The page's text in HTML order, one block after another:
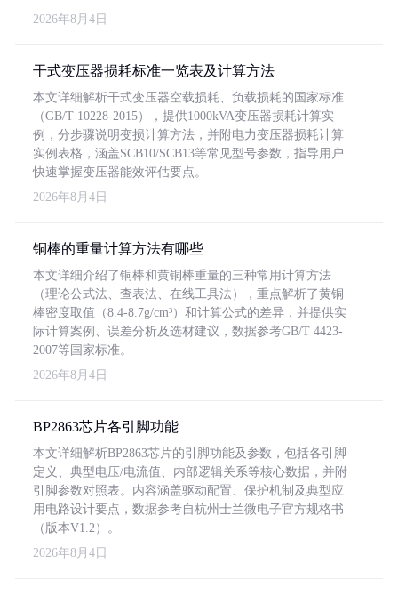
2026年8月4日
干式变压器损耗标准一览表及计算方法
本文详细解析干式变压器空载损耗、负载损耗的国家标准
（GB/T 10228-2015），提供1000kVA变压器损耗计算实
例，分步骤说明变损计算方法，并附电力变压器损耗计算
实例表格，涵盖SCB10/SCB13等常见型号参数，指导用户
快速掌握变压器能效评估要点。
2026年8月4日
铜棒的重量计算方法有哪些
本文详细介绍了铜棒和黄铜棒重量的三种常用计算方法
（理论公式法、查表法、在线工具法），重点解析了黄铜
棒密度取值（8.4-8.7g/cm³）和计算公式的差异，并提供实
际计算案例、误差分析及选材建议，数据参考GB/T 4423-
2007等国家标准。
2026年8月4日
BP2863芯片各引脚功能
本文详细解析BP2863芯片的引脚功能及参数，包括各引脚
定义、典型电压/电流值、内部逻辑关系等核心数据，并附
引脚参数对照表。内容涵盖驱动配置、保护机制及典型应
用电路设计要点，数据参考自杭州士兰微电子官方规格书
（版本V1.2）。
2026年8月4日